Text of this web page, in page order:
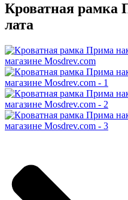
Кроватная рамка
лата